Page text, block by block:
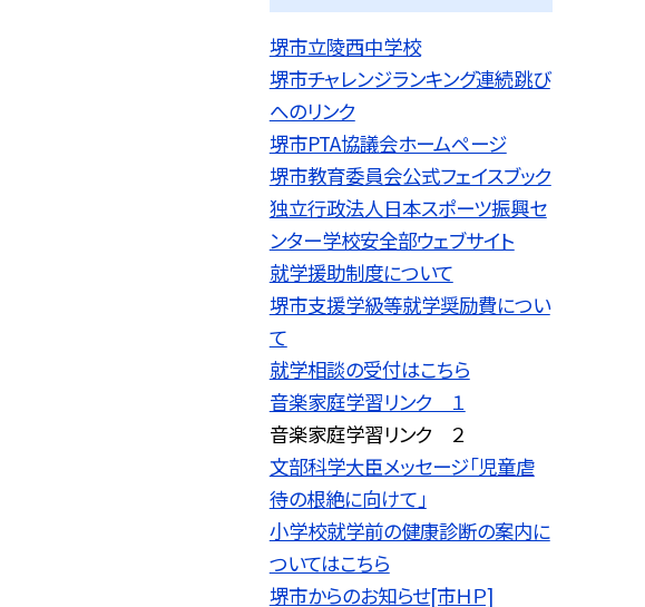
堺市立陵西中学校
堺市チャレンジランキング連続跳び
へのリンク
堺市PTA協議会ホームページ
堺市教育委員会公式フェイスブック
独立行政法人日本スポーツ振興セ
ンター学校安全部ウェブサイト
就学援助制度について
堺市支援学級等就学奨励費につい
て
就学相談の受付はこちら
音楽家庭学習リンク １
音楽家庭学習リンク ２
文部科学大臣メッセージ「児童虐
待の根絶に向けて」
小学校就学前の健康診断の案内に
ついてはこちら
堺市からのお知らせ[市ＨＰ]